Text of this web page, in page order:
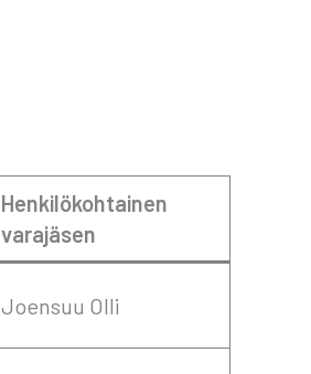
Hen­ki­lö­koh­tai­nen
vara­jä­sen
Joen­suu Olli